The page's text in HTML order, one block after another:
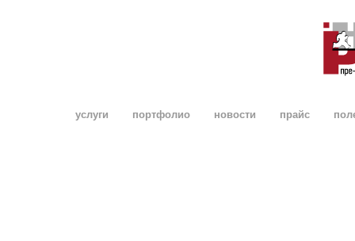
услуги портфолио новости прайс